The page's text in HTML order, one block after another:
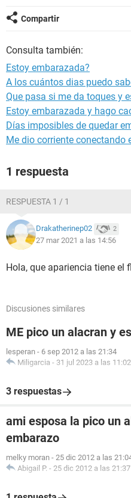
Compartir
Consulta también:
Estoy embarazada?
A los cuántos dias puedo
Que pasa si me da toques y
Estoy embarazada y hago
Días imposibles de quedar
Me dio corriente conectando
1 respuesta
RESPUESTA 1 / 1
Drakatherinep02 2
27 mar 2021 a las 14:56
Hola, que apariencia tiene el
Discusiones similares
ME pico un alacran y
lesperan - 6 sep 2012 a las 21:34
Miligarcia - 31 jul 2023 a las 11:02
3 respuestas
ami esposa la pico un
embarazo
melky moran - 25 dic 2012 a las
Abigail P. - 25 dic 2012 a las 21:37